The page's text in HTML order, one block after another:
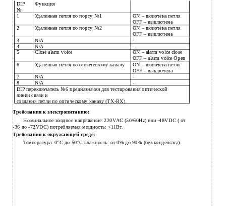
DIP Функция
№
1 Удаленная петля по порту №1
ON – включена петля
OFF – выключена
2 Удаленная петля по порту №2 ON – включена петля
OFF – выключена
3 N/A
-
4
N/A
-
5
Close alarm voice
ON – alarm voice close
OFF – alarm voice Open
6
Удаленная петля по оптическому каналу ON – включена петля
OFF – выключена
7
N/A -
8 N/A -
DIP переключатель №6 предназначен для тестирования оптической
линии связи и
создания петли по оптическому каналу (TX-RX).
Требования к электропитанию:
Номинальное входное напряжение: 220VAC (50/60Hz) или -48VDC ( от
-36 до -72VDC) потребляемая мощность: <11Вт.
Требования к окружающей среде:
Температура: 0°C дo 50°C влажность: от 0% до 90% (без конденсата).